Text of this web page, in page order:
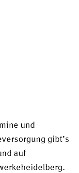
und
gibt’s
auf